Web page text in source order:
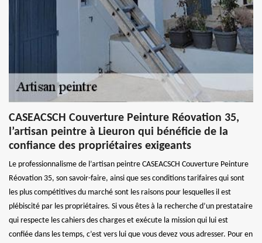
CASEACSCH Couverture Peinture Réovation 35,
l’artisan peintre à Lieuron qui bénéficie de la
confiance des propriétaires exigeants
Le professionnalisme de l’artisan peintre CASEACSCH Couverture Peinture
Réovation 35, son savoir-faire, ainsi que ses conditions tarifaires qui sont
les plus compétitives du marché sont les raisons pour lesquelles il est
plébiscité par les propriétaires. Si vous êtes à la recherche d’un prestataire
qui respecte les cahiers des charges et exécute la mission qui lui est
confiée dans les temps, c’est vers lui que vous devez vous adresser. Pour en